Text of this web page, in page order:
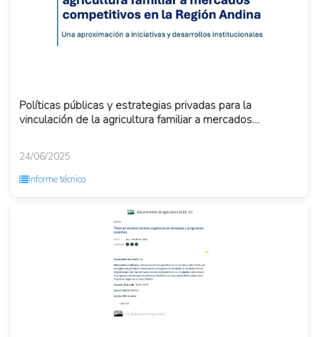
Políticas públicas y estrategias privadas para la
vinculación de la agricultura familiar a mercados
24/06/2025
Informe técnico